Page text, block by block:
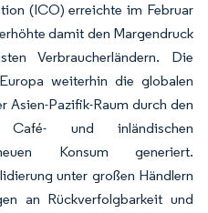
(ICO) erreichte im Februar
damit den Margendruck
Verbraucherländern. Die
weiterhin die globalen
Asien-Pazifik-Raum durch den
und inländischen
Konsum generiert.
unter großen Händlern
an Rückverfolgbarkeit und